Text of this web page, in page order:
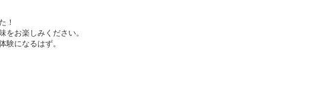
！
をお楽しみください。
験になるはず。